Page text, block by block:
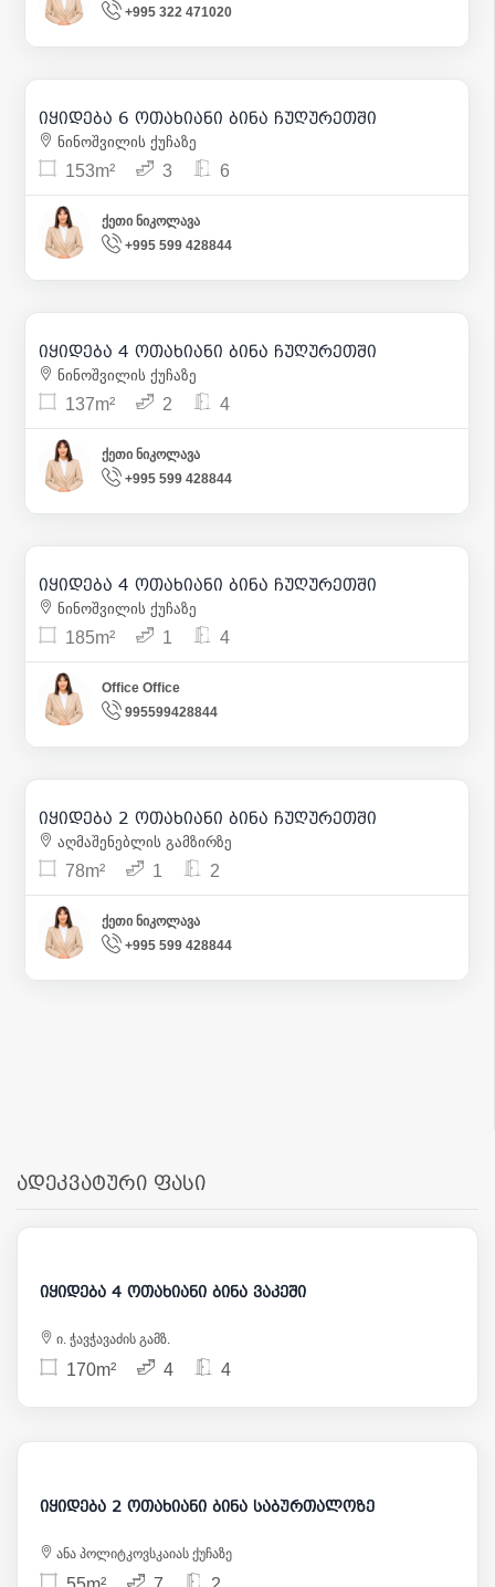
+995 322 471020
13
400 000 | m² 2 614
იყიდება 6 ოთახიანი ბინა ჩუღურეთში
ნინოშვილის ქუჩაზე
153m² 3 6
ქეთი ნიკოლავა
+995 599 428844
24
220 000 | m² 1 606
იყიდება 4 ოთახიანი ბინა ჩუღურეთში
ნინოშვილის ქუჩაზე
137m² 2 4
ქეთი ნიკოლავა
+995 599 428844
8
260 000 | m² 1 405
იყიდება 4 ოთახიანი ბინა ჩუღურეთში
ნინოშვილის ქუჩაზე
185m² 1 4
Office Office
995599428844
11
135 000 | m² 1 731
იყიდება 2 ოთახიანი ბინა ჩუღურეთში
აღმაშენებლის გამზირზე
78m² 1 2
ქეთი ნიკოლავა
+995 599 428844
ადეკვატური ფასი
365 000
იყიდება 4 ოთახიანი ბინა ვაკეში
ი. ჭავჭავაძის გამზ.
170m² 4 4
115 000
იყიდება 2 ოთახიანი ბინა საბურთალოზე
ანა პოლიტკოვსკაიას ქუჩაზე